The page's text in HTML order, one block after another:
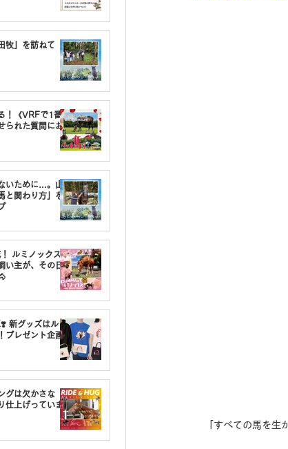
牧」を訪ねて
！《VRFで1番〇
られた質問にお
いために…。山
と関わり方」を
ルミノックスの
い主が、その日
新グッズはルミ
プレゼント企画
グは欠かさな
仕上げっていま
「すべての馬を生